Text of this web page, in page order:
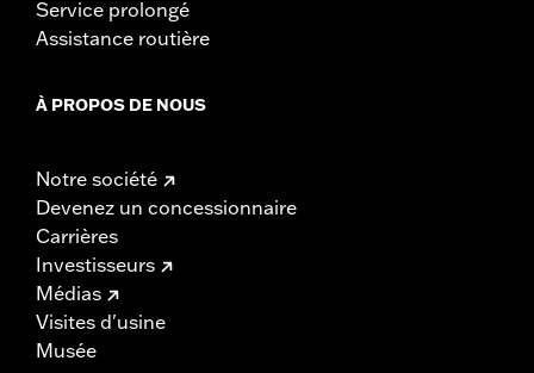
Service prolongé
Assistance routière
À PROPOS DE NOUS
Notre société
Devenez un concessionnaire
Carrières
Investisseurs
Médias
Visites d'usine
Musée